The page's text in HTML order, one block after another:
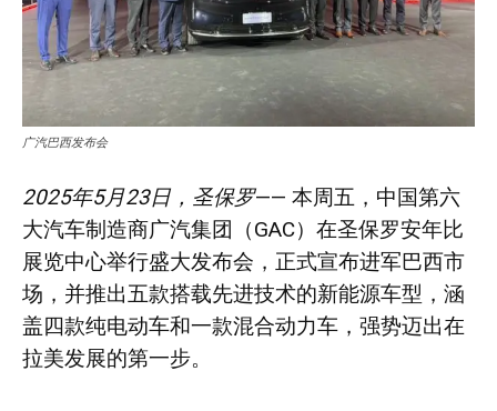
广汽巴西发布会
2025年5月23日，圣保罗—— 本周五，中国第六
大汽车制造商广汽集团（GAC）在圣保罗安年比
展览中心举行盛大发布会，正式宣布进军巴西市
场，并推出五款搭载先进技术的新能源车型，涵
盖四款纯电动车和一款混合动力车，强势迈出在
拉美发展的第一步。